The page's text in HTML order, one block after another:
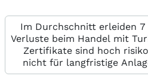
Im Durchschnitt erleiden
Verluste beim Handel mit
Zertifikate sind hoch
nicht für langfristige